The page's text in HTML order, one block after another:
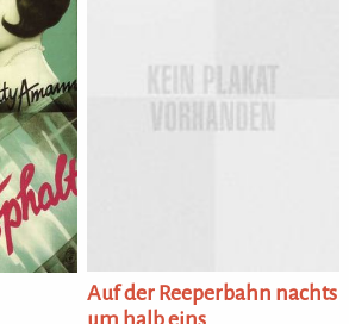
Auf der Reeperbahn nachts